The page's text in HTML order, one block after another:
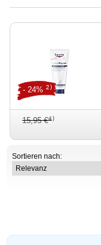
15,95 €4)
- 24%2)
Sortieren nach: